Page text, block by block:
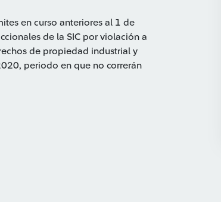
en curso anteriores al 1 de
de la SIC por violación a
de propiedad industrial y
periodo en que no correrán